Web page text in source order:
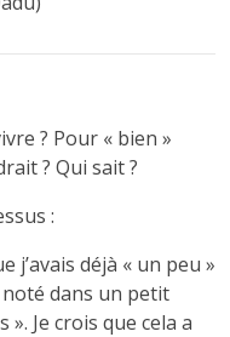
? Pour « bien »
? Qui sait ?
:
j’avais déjà « un peu »
noté dans un petit
Je crois que cela a